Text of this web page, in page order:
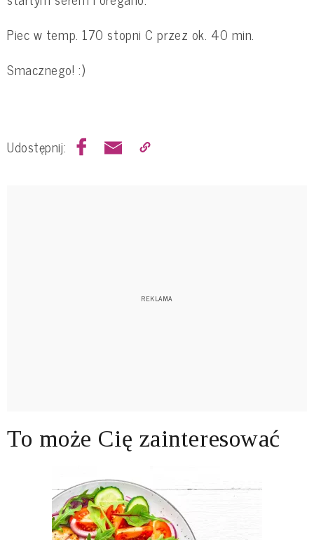
Piec w temp. 170 stopni C przez ok. 40 min.
Smacznego! :)
Udostępnij:
To może Cię zainteresować